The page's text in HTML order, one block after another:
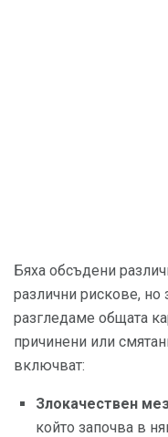
Бяха обсъдени
различни рискове, но
разгледаме общата
причинени или
включват:
Злокачествен
който започва в